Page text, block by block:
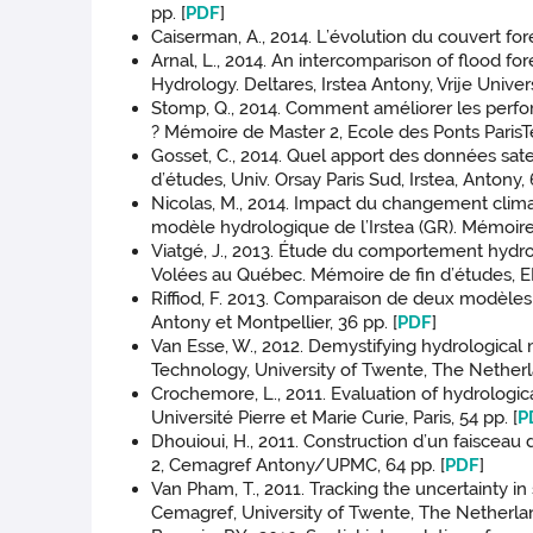
pp. [PDF]
Caiserman, A., 2014. L’évolution du couvert
Arnal, L., 2014. An intercomparison of flood
Hydrology. Deltares, Irstea Antony, Vrije
Stomp, Q., 2014. Comment améliorer les
? Mémoire de Master 2, Ecole des Ponts
Gosset, C., 2014. Quel apport des données
d’études, Univ. Orsay Paris Sud, Irstea, Antony,
Nicolas, M., 2014. Impact du changement
modèle hydrologique de l’Irstea (GR).
Viatgé, J., 2013. Étude du comportement
Volées au Québec. Mémoire de fin d’études,
Riffiod, F. 2013. Comparaison de deux
Antony et Montpellier, 36 pp. [PDF]
Van Esse, W., 2012. Demystifying
Technology, University of Twente, The
Crochemore, L., 2011. Evaluation of
Université Pierre et Marie Curie, Paris, 54 pp. [
Dhouioui, H., 2011. Construction d’un
2, Cemagref Antony/UPMC, 64 pp. [PDF]
Van Pham, T., 2011. Tracking the uncertainty
Cemagref, University of Twente, The